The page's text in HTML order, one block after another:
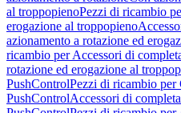
al troppopienoPezzi di ricambio
erogazione al troppopieno
azionamento a rotazione ed
ricambio per Accessori di
rotazione ed erogazione al
PushControlPezzi di ricambio per
PushControlAccessori di